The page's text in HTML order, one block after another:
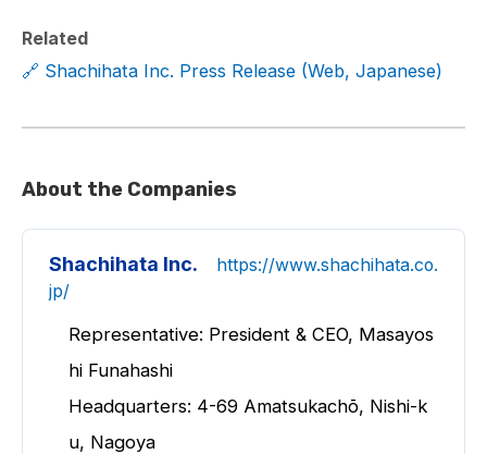
Related
🔗 Shachihata Inc. Press Release (Web, Japanese)
About the Companies
Shachihata Inc.
https://www.shachihata.co.
jp/
Representative: President & CEO, Masayos
hi Funahashi
Headquarters: 4-69 Amatsukachō, Nishi-k
u, Nagoya